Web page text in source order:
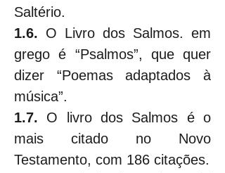
Saltério.
1.6. O Livro dos Salmos. em
grego é “Psalmos”, que quer
dizer “Poemas adaptados à
música”.
1.7. O livro dos Salmos é o
mais citado no Novo
Testamento, com 186 citações.